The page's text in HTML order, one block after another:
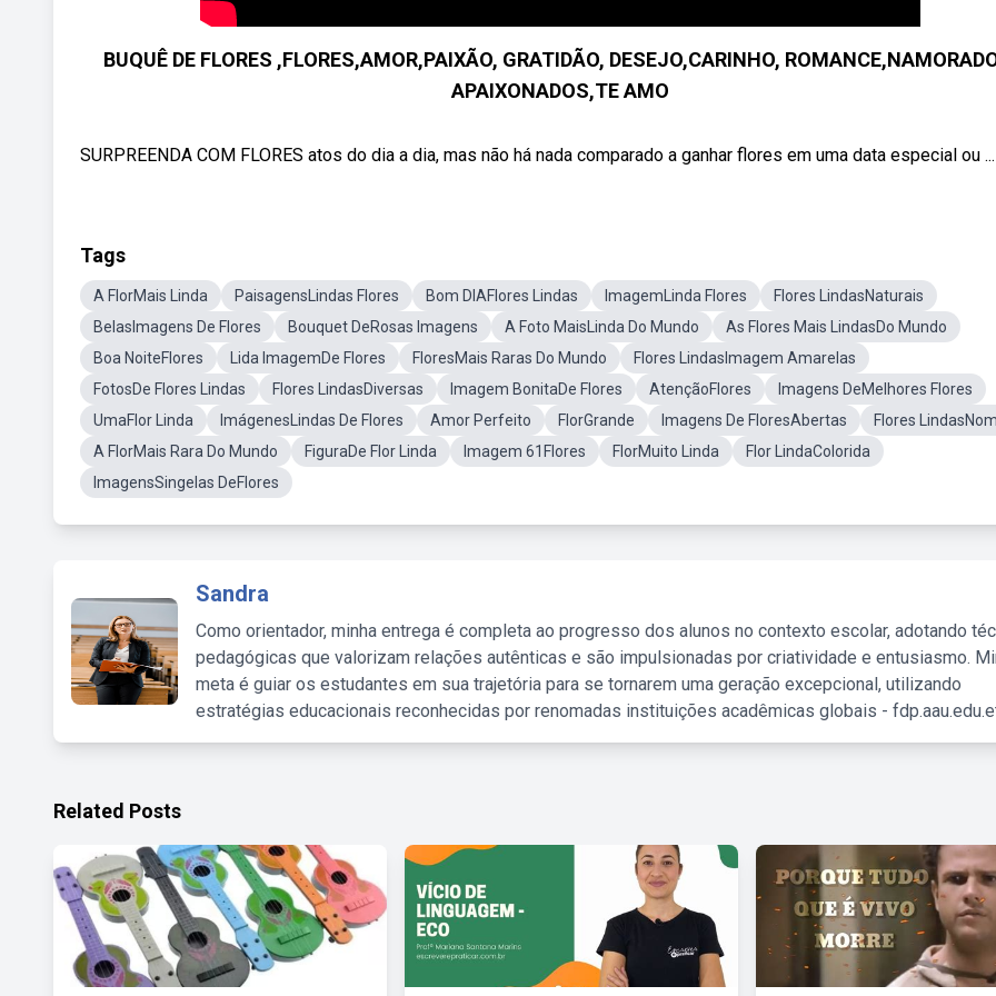
BUQUÊ DE FLORES ,FLORES,AMOR,PAIXÃO, GRATIDÃO, DESEJO,CARINHO,
APAIXONADOS,TE AMO
SURPREENDA COM FLORES atos do dia a dia, mas não há nada comparado a ganhar flores em uma data especial ou ...
Tags
A FlorMais Linda PaisagensLindas Flores Bom DIAFlores Lindas ImagemLinda Flores
Flores LindasNaturais
BelasImagens De Flores
Bouquet DeRosas Imagens A Foto MaisLinda Do Mundo
As Flores Mais LindasDo Mundo
Boa NoiteFlores
Lida ImagemDe Flores FloresMais Raras Do Mundo
Flores LindasImagem Amarelas
FotosDe Flores Lindas
Flores LindasDiversas Imagem BonitaDe Flores AtençãoFlores
Imagens DeMelhores Flores
UmaFlor Linda
ImágenesLindas De Flores Amor Perfeito FlorGrande Imagens De FloresAbertas
Flores
A FlorMais Rara Do Mundo
FiguraDe Flor Linda Imagem 61Flores FlorMuito Linda
Flor LindaColorida
ImagensSingelas DeFlores
Sandra
Como orientador, minha entrega é completa ao progresso dos alunos no contexto escolar, adotando
pedagógicas que valorizam relações autênticas e são impulsionadas por criatividade e entusiasmo.
meta é guiar os estudantes em sua trajetória para se tornarem uma geração excepcional, utilizando
estratégias educacionais reconhecidas por renomadas instituições acadêmicas globais -
Related Posts